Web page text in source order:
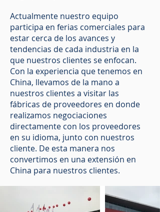
Actualmente nuestro equipo
participa en ferias comerciales para
estar cerca de los avances y
tendencias de cada industria en la
que nuestros clientes se enfocan.
Con la experiencia que tenemos en
China, llevamos de la mano a
nuestros clientes a visitar las
fábricas de proveedores en donde
realizamos negociaciones
directamente con los proveedores
en su idioma, junto con nuestros
cliente. De esta manera nos
convertimos en una extensión en
China para nuestros clientes.